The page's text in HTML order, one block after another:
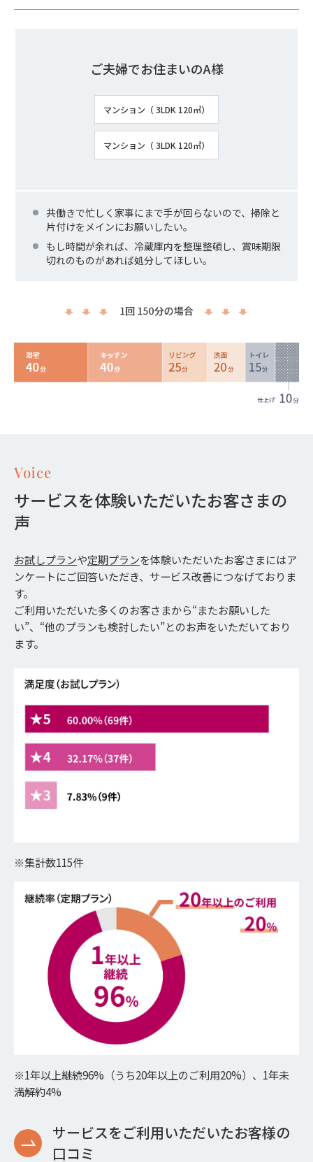
ご夫婦でお住まいのA様
マンション（ 3LDK 120㎡）
マンション（ 3LDK 120㎡）
共働きで忙しく家事にまで手が回らないので、掃除と
片付けをメインにお願いしたい。
もし時間が余れば、冷蔵庫内を整理整頓し、賞味期限
切れのものがあれば処分してほしい。
Voice
サービスを体験いただいたお客さまの
声
お試しプランや定期プランを体験いただいたお客さまにはア
ンケートにご回答いただき、サービス改善につなげておりま
す。
ご利用いただいた多くのお客さまから“またお願いした
い”、“他のプランも検討したい”とのお声をいただいており
ます。
※集計数115件
※1年以上継続96%（うち20年以上のご利用20%）、1年未
満解約4%
サービスをご利用いただいたお客様の
口コミ